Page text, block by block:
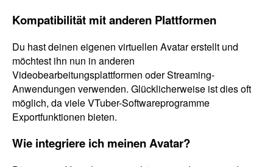
Kompatibilität mit anderen Plattformen
Du hast deinen eigenen virtuellen Avatar erstellt und
möchtest ihn nun in anderen
Videobearbeitungsplattformen oder Streaming-
Anwendungen verwenden. Glücklicherweise ist dies oft
möglich, da viele VTuber-Softwareprogramme
Exportfunktionen bieten.
Wie integriere ich meinen Avatar?